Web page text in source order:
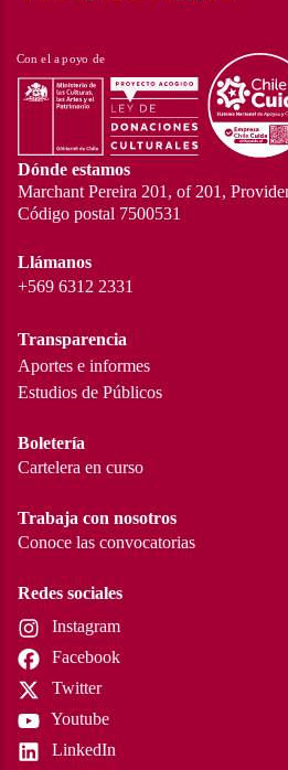
Dónde estamos
Marchant Pereira 201, of 201,
Código postal 7500531
Llámanos
+569 6312 2331
Transparencia
Aportes e informes
Estudios de Públicos
Boletería
Cartelera en curso
Trabaja con nosotros
Conoce las convocatorias
Redes sociales
Instagram
Facebook
Twitter
Youtube
LinkedIn